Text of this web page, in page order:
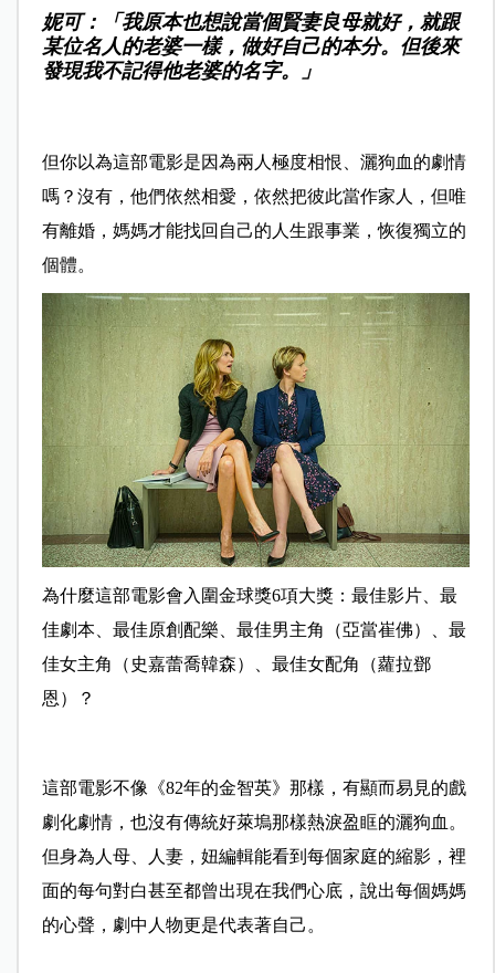
妮可：「我原本也想說當個賢妻良母就好，就跟
某位名人的老婆一樣，做好自己的本分。但後來
發現我不記得他老婆的名字。」
但你以為這部電影是因為兩人極度相恨、灑狗血的劇情
嗎？沒有，他們依然相愛，依然把彼此當作家人，但唯
有離婚，媽媽才能找回自己的人生跟事業，恢復獨立的
個體。
為什麼這部電影會入圍金球獎6項大獎：最佳影片、最
佳劇本、最佳原創配樂、最佳男主角（亞當崔佛）、最
佳女主角（史嘉蕾喬韓森）、最佳女配角（蘿拉鄧
恩）？
這部電影不像《82年的金智英》那樣，有顯而易見的戲
劇化劇情，也沒有傳統好萊塢那樣熱淚盈眶的灑狗血。
但身為人母、人妻，妞編輯能看到每個家庭的縮影，裡
面的每句對白甚至都曾出現在我們心底，說出每個媽媽
的心聲，劇中人物更是代表著自己。